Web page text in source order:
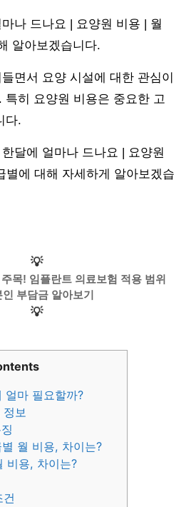
나 드나요 | 요양원 비용 | 월
알아보겠습니다.
면서 요양 시설에 대한 관심이
특히 요양원 비용은 중요한 고
다.
달에 얼마나 드나요 | 요양원
별에 대해 자세하게 알아보겠습
💡
목! 임플란트 의료보험 적용 범위
부담금 알아보기
💡
얼마 필요할까?
정보
월 비용, 차이는?
비용, 차이는?
건